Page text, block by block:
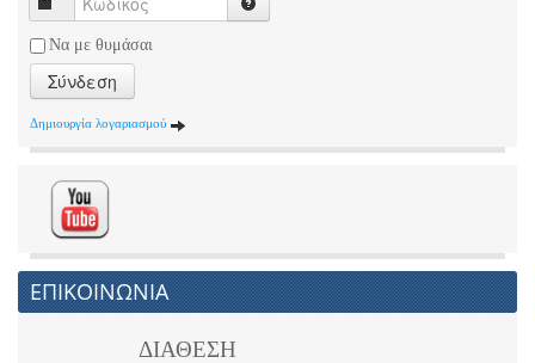
Να με θυμάσαι
Σύνδεση
Δημιουργία λογαριασμού
ΕΠΙΚΟΙΝΩΝΙΑ
ΔΙΑΘΕΣΗ